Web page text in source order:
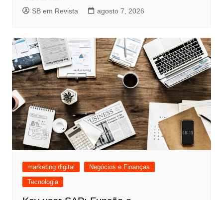
SB em Revista agosto 7, 2026
marketing digital
Negócios e Finanças
Tecnologia